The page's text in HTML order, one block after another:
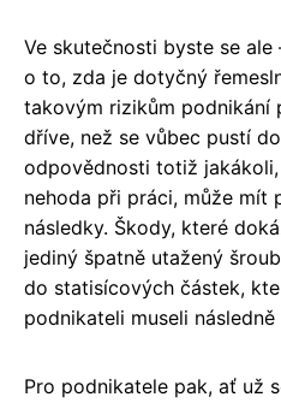
Ve skutečnosti byste se
o to, zda je dotyčný
takovým rizikům podnikání
dříve, než se vůbec pustí
odpovědnosti totiž
nehoda při práci, může mít
následky. Škody, které
jediný špatně utažený
do statisícových částek,
podnikateli museli
Pro podnikatele pak, ať už